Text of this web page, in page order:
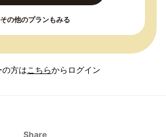
その他のプランもみる
の方はこちらからログイン
Share